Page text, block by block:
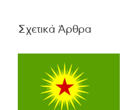
Σχετικά Άρθρα